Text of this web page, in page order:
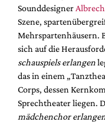
Sounddesigner
Szene,
Mehrspartenhäusern.
sich auf die
schauspiels erlangen
das in einem
Corps, dessen
Sprechtheater liegen.
mädchenchor